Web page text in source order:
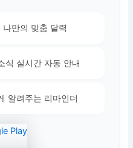
만의 맞춤 달력
식 실시간 자동 안내
알려주는 리마인더